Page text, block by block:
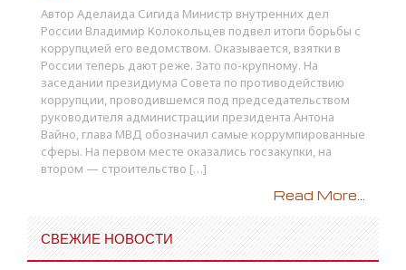
Автор Аделаида Сигида Министр внутренних дел
России Владимир Колокольцев подвел итоги борьбы с
коррупцией его ведомством. Оказывается, взятки в
России теперь дают реже. Зато по-крупному. На
заседании президиума Совета по противодействию
коррупции, проводившемся под председательством
руководителя администрации президента Антона
Вайно, глава МВД обозначил самые коррумпированные
сферы. На первом месте оказались госзакупки, на
втором — строительство […]
Read More...
СВЕЖИЕ НОВОСТИ